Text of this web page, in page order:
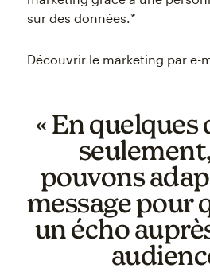
sur des données.*
Découvrir le marketing par e-
« En
pouvons
message pour
un écho